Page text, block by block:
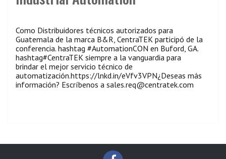
Como Distribuidores técnicos autorizados para
Guatemala de la marca B&R, CentraTEK participó de la
conferencia. hashtag #AutomationCON en Buford, GA.
hashtag#CentraTEK siempre a la vanguardia para
brindar el mejor servicio técnico de
automatización.https://lnkd.in/eVfv3VPN¿Deseas más
información? Escríbenos a sales.req@centratek.com